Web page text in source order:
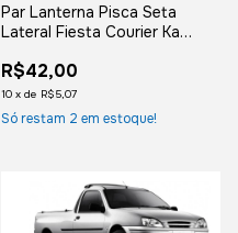
Par Lanterna Pisca Seta
Lateral Fiesta Courier Ka
R$42,00
10 x de R$5,07
Só restam 2 em estoque!